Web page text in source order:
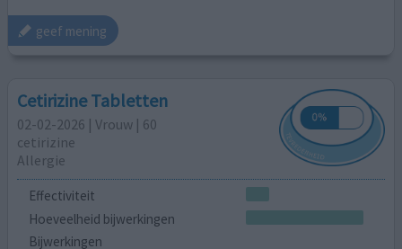
geef mening
Cetirizine Tabletten
02-02-2026 | Vrouw | 60
cetirizine
Allergie
Effectiviteit
Hoeveelheid bijwerkingen
Bijwerkingen